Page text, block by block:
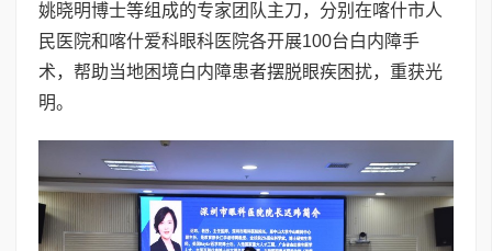
姚晓明博士等组成的专家团队主刀，分别在喀什市人
民医院和喀什爱科眼科医院各开展100台白内障手
术，帮助当地困境白内障患者摆脱眼疾困扰，重获光
明。